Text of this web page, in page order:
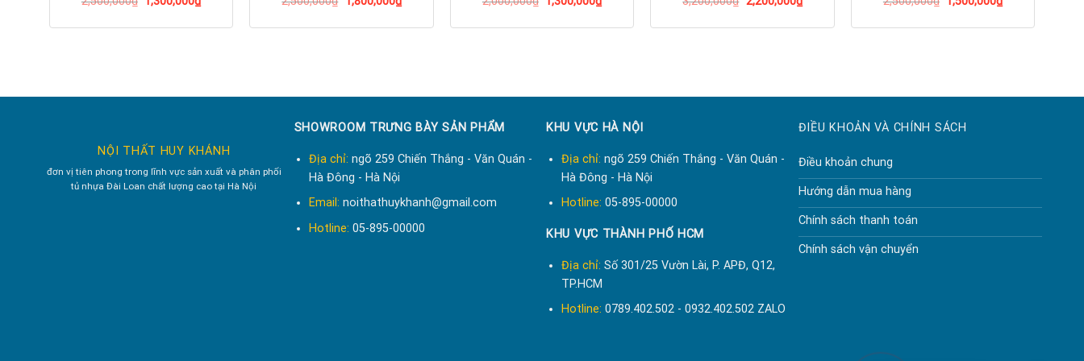
NỘI THẤT HUY KHÁNH
đơn vị tiên phong trong lĩnh vực sản xuất và phân phối
tủ nhựa Đài Loan chất lượng cao tại Hà Nội
SHOWROOM TRƯNG BÀY SẢN PHẨM
Địa chỉ: ngõ 259 Chiến Thắng - Văn Quán -
Hà Đông - Hà Nội
Email: noithathuykhanh@gmail.com
Hotline: 05-895-00000
KHU VỰC HÀ NỘI
Địa chỉ: ngõ 259 Chiến Thắng - Văn Quán -
Hà Đông - Hà Nội
Hotline: 05-895-00000
KHU VỰC THÀNH PHỐ HCM
Địa chỉ: Số 301/25 Vườn Lài, P. APĐ, Q12,
TP.HCM
Hotline: 0789.402.502 - 0932.402.502 ZALO
ĐIỀU KHOẢN VÀ CHÍNH SÁCH
Điều khoản chung
Hướng dẫn mua hàng
Chính sách thanh toán
Chính sách vận chuyển